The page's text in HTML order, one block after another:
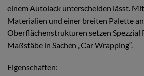
einem Autolack unterscheiden lässt.
Materialien und einer breiten Palette
Oberflächenstrukturen setzen Spezzial
Maßstäbe in Sachen „Car Wrapping“.
Eigenschaften: